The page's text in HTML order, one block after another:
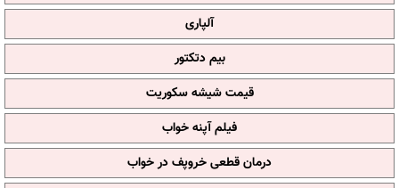
آلپاری
بیم دتکتور
قیمت شیشه سکوریت
فیلم آپنه خواب
درمان قطعی خروپف در خواب